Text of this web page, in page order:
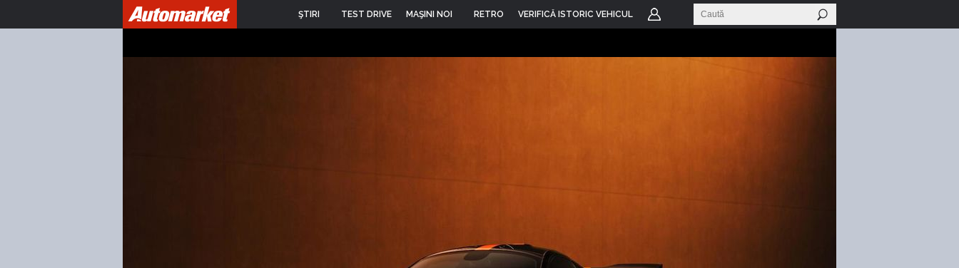
ŞTIRI TEST DRIVE MAŞINI NOI RETRO VERIFICĂ ISTORIC VEHICUL